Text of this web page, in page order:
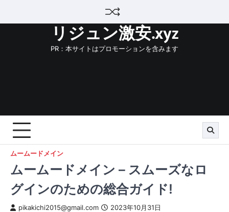
リジュン激安.xyz
PR：本サイトはプロモーションを含みます
ムームードメイン
ムームードメイン – スムーズなロ
グインのための総合ガイド!
pikakichi2015@gmail.com 2023年10月31日